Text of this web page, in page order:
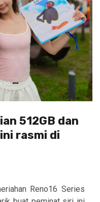
512GB dan
rasmi di
Reno16 Series